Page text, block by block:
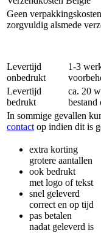
Geen
zorgvuldig alsmede
Levertijd
onbedrukt
1-3
Levertijd
bedrukt
ca. 20
bestand
In sommige gevallen
contact op indien dit is
extra korting
grotere aantallen
ook bedrukt
met logo of tekst
snel geleverd
correct en op tijd
pas betalen
nadat geleverd is